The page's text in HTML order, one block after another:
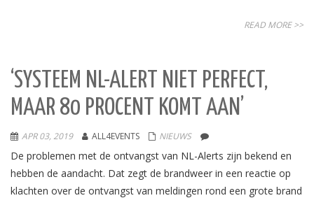
READ MORE >>
‘SYSTEEM NL-ALERT NIET PERFECT,
MAAR 80 PROCENT KOMT AAN’
APR 03, 2019 ALL4EVENTS NIEUWS
De problemen met de ontvangst van NL-Alerts zijn bekend en
hebben de aandacht. Dat zegt de brandweer in een reactie op
klachten over de ontvangst van meldingen rond een grote brand